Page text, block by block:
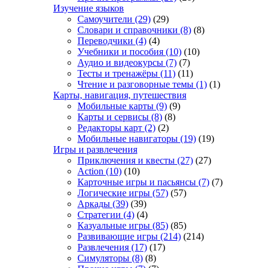
Изучение языков
Самоучители (29) (29)
Словари и справочники (8) (8)
Переводчики (4) (4)
Учебники и пособия (10) (10)
Аудио и видеокурсы (7) (7)
Тесты и тренажёры (11) (11)
Чтение и разговорные темы (1) (1)
Карты, навигация, путешествия
Мобильные карты (9) (9)
Карты и сервисы (8) (8)
Редакторы карт (2) (2)
Мобильные навигаторы (19) (19)
Игры и развлечения
Приключения и квесты (27) (27)
Action (10) (10)
Карточные игры и пасьянсы (7) (7)
Логические игры (57) (57)
Аркады (39) (39)
Стратегии (4) (4)
Казуальные игры (85) (85)
Развивающие игры (214) (214)
Развлечения (17) (17)
Симуляторы (8) (8)